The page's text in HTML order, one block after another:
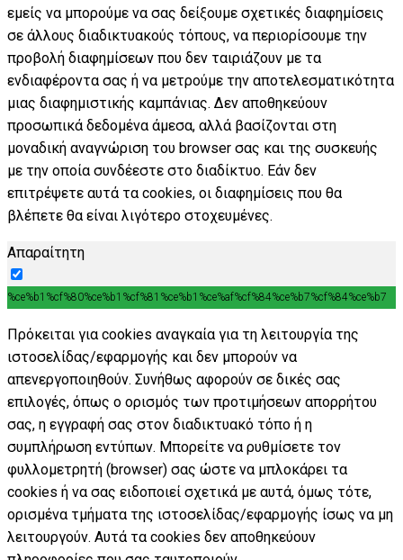
εμείς να μπορούμε να σας δείξουμε σχετικές διαφημίσεις
σε άλλους διαδικτυακούς τόπους, να περιορίσουμε την
προβολή διαφημίσεων που δεν ταιριάζουν με τα
ενδιαφέροντα σας ή να μετρούμε την αποτελεσματικότητα
μιας διαφημιστικής καμπάνιας. Δεν αποθηκεύουν
προσωπικά δεδομένα άμεσα, αλλά βασίζονται στη
μοναδική αναγνώριση του browser σας και της συσκευής
με την οποία συνδέεστε στο διαδίκτυο. Εάν δεν
επιτρέψετε αυτά τα cookies, οι διαφημίσεις που θα
βλέπετε θα είναι λιγότερο στοχευμένες.
Απαραίτητη
%ce%b1%cf%80%ce%b1%cf%81%ce%b1%ce%af%cf%84%ce%b7%cf%84%ce%b7
Πρόκειται για cookies αναγκαία για τη λειτουργία της
ιστοσελίδας/εφαρμογής και δεν μπορούν να
απενεργοποιηθούν. Συνήθως αφορούν σε δικές σας
επιλογές, όπως ο ορισμός των προτιμήσεων απορρήτου
σας, η εγγραφή σας στον διαδικτυακό τόπο ή η
συμπλήρωση εντύπων. Μπορείτε να ρυθμίσετε τον
φυλλομετρητή (browser) σας ώστε να μπλοκάρει τα
cookies ή να σας ειδοποιεί σχετικά με αυτά, όμως τότε,
ορισμένα τμήματα της ιστοσελίδας/εφαρμογής ίσως να μη
λειτουργούν. Αυτά τα cookies δεν αποθηκεύουν